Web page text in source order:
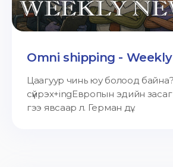
Omni shipping -
Цаагуур чинь юу болоод
сүйрэх+ingЕвропын эдийн засаг
гээ явсаар л. Герман дү...